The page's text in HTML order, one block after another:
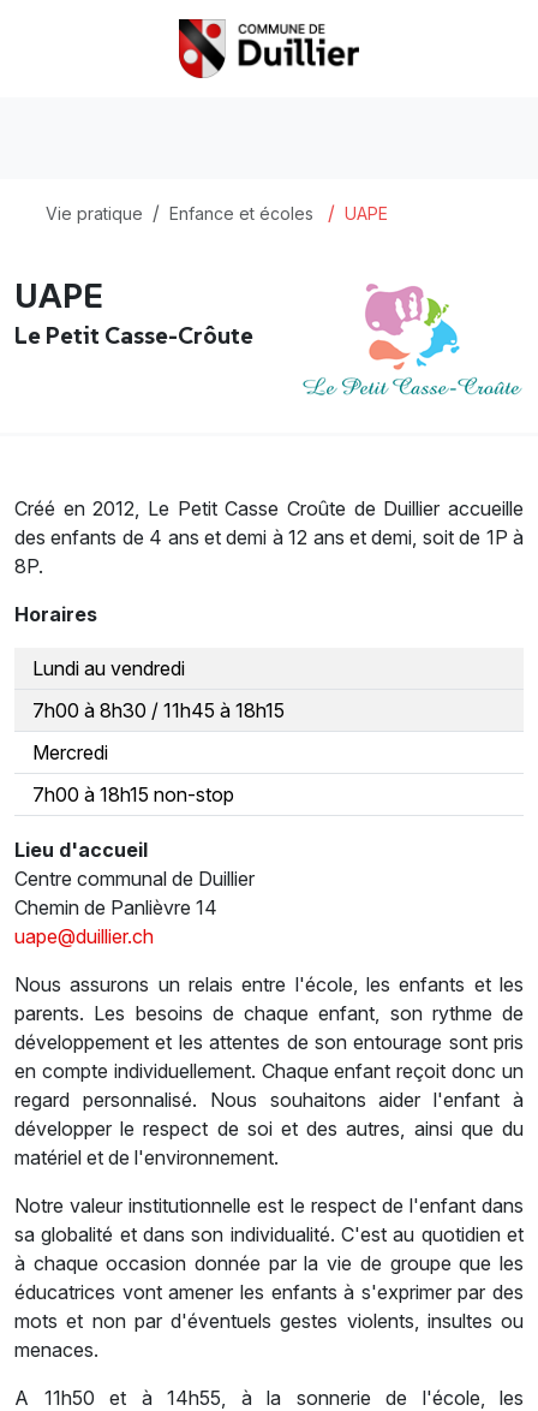
Vie pratique Enfance et écoles UAPE
UAPE
Le Petit Casse-Crôute
Créé en 2012, Le Petit Casse Croûte de Duillier accueille
des enfants de 4 ans et demi à 12 ans et demi, soit de 1P à
8P.
Horaires
Lundi au vendredi
7h00 à 8h30 / 11h45 à 18h15
Mercredi
7h00 à 18h15 non-stop
Lieu d'accueil
Centre communal de Duillier
Chemin de Panlièvre 14
uape@duillier.ch
Nous assurons un relais entre l'école, les enfants et les
parents. Les besoins de chaque enfant, son rythme de
développement et les attentes de son entourage sont pris
en compte individuellement. Chaque enfant reçoit donc un
regard personnalisé. Nous souhaitons aider l'enfant à
développer le respect de soi et des autres, ainsi que du
matériel et de l'environnement.
Notre valeur institutionnelle est le respect de l'enfant dans
sa globalité et dans son individualité. C'est au quotidien et
à chaque occasion donnée par la vie de groupe que les
éducatrices vont amener les enfants à s'exprimer par des
mots et non par d'éventuels gestes violents, insultes ou
menaces.
A 11h50 et à 14h55, à la sonnerie de l'école, les